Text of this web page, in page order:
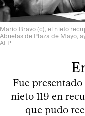
Mario Bravo (c), el nieto
Abuelas de Plaza de Mayo,
AFP
Fue
nieto 119 en
que pudo